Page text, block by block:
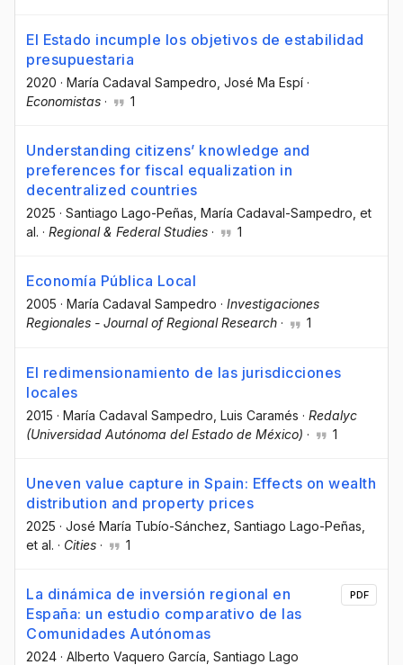
El Estado incumple los objetivos de estabilidad
presupuestaria
2020 · María Cadaval Sampedro , José Ma Espí ·
Economistas · 1
Understanding citizens’ knowledge and
preferences for fiscal equalization in
decentralized countries
2025 · Santiago Lago-Peñas , María Cadaval-Sampedro , et
al. · Regional & Federal Studies · 1
Economía Pública Local
2005 · María Cadaval Sampedro · Investigaciones
Regionales - Journal of Regional Research · 1
El redimensionamiento de las jurisdicciones
locales
2015 · María Cadaval Sampedro , Luis Caramés · Redalyc
(Universidad Autónoma del Estado de México) · 1
Uneven value capture in Spain: Effects on wealth
distribution and property prices
2025 · José María Tubío-Sánchez , Santiago Lago-Peñas
et al. · Cities · 1
La dinámica de inversión regional en
España: un estudio comparativo de las
Comunidades Autónomas
2024 · Alberto Vaquero García , Santiago Lago
PDF